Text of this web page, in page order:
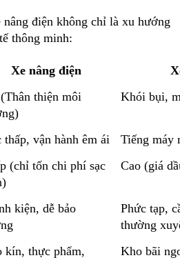
điện không chỉ là xu hướng
thông minh:
Xe nâng điện
thiện môi
Khói bụi,
thấp, vận hành êm ái
Tiếng máy
(chỉ tốn chi phí sạc
Cao (giá
kiện, dễ bảo
Phức tạp,
thường
kín, thực phẩm,
Kho bãi